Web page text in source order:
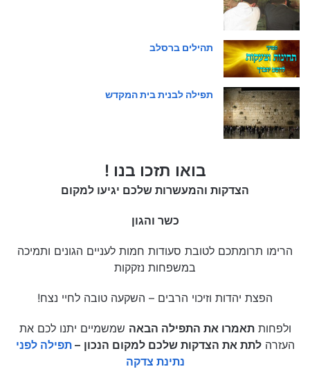
תהילים ברסלב
תפילה לבנית בית המקדש
בואו תזכו בנו !
הצדקות והמעשרות שלכם יגיעו למקום
כשר והגון
הרימו תרומתכם לטובת סעודות חמות לעניים הגונים ותמיכה
במשפחות נזקקות
הפצת יהדות וזיכוי הרבים – השקעה טובה לחיי נצח!
ולפחותתאמרו את התפילה הבאה שמשמיים יתנו לכם את
העזרהלתת את הצדקות שלכם למקום הנכון –תפילה לפני
נתינת צדקה